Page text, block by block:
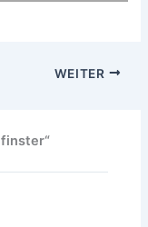
WEITER